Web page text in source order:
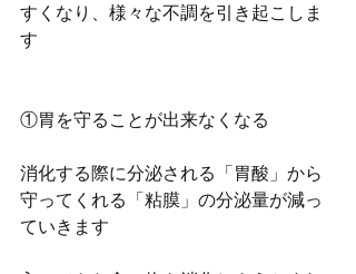
すくなり、様々な不調を引き起こしま
す
①胃を守ることが出来なくなる
消化する際に分泌される「胃酸」から
守ってくれる「粘膜」の分泌量が減っ
ていきます